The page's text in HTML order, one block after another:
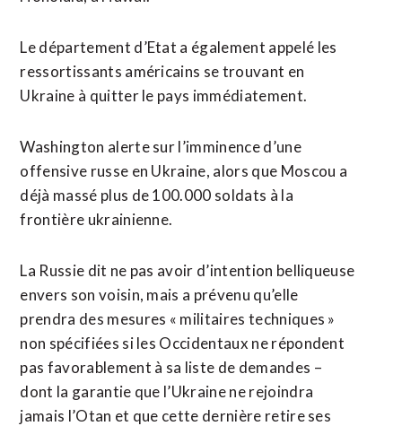
Le département d’Etat a également appelé les
ressortissants américains se trouvant en
Ukraine à quitter le pays immédiatement.
Washington alerte sur l’imminence d’une
offensive russe en Ukraine, alors que Moscou a
déjà massé plus de 100.000 soldats à la
frontière ukrainienne.
La Russie dit ne pas avoir d’intention belliqueuse
envers son voisin, mais a prévenu qu’elle
prendra des mesures « militaires techniques »
non spécifiées si les Occidentaux ne répondent
pas favorablement à sa liste de demandes –
dont la garantie que l’Ukraine ne rejoindra
jamais l’Otan et que cette dernière retire ses